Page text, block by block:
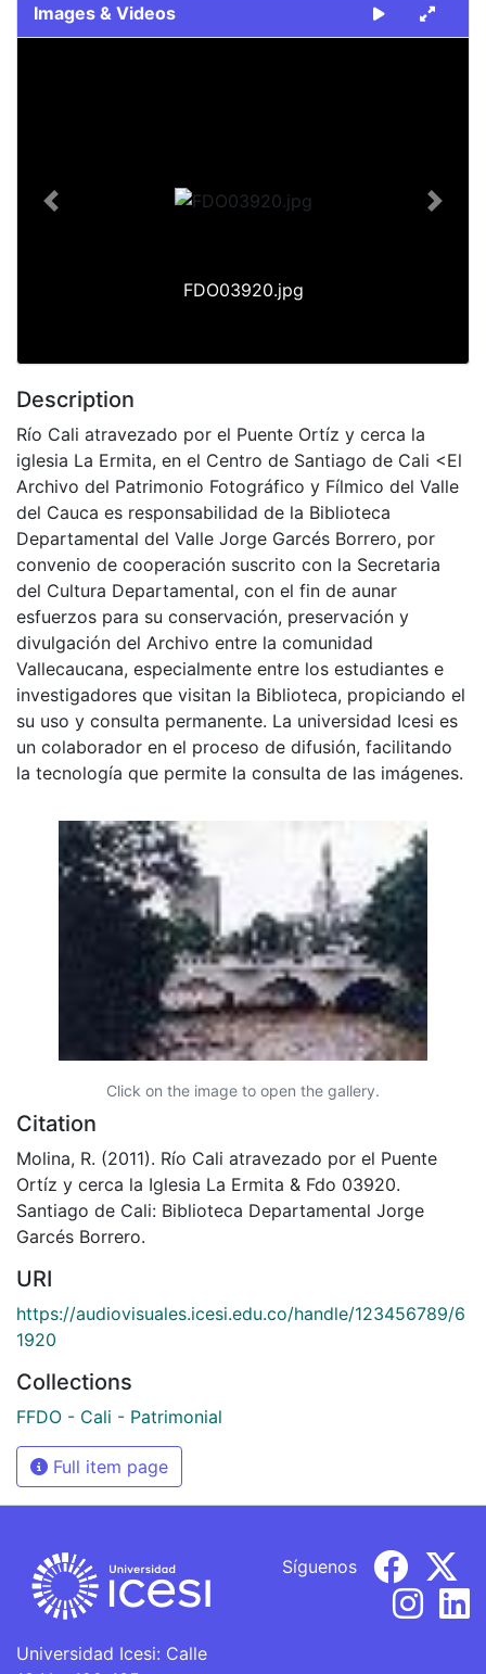
Images & Videos
FDO03920.jpg
Previous Next
Description
Río Cali atravezado por el Puente Ortíz y cerca la
iglesia La Ermita, en el Centro de Santiago de Cali <El
Archivo del Patrimonio Fotográfico y Fílmico del Valle
del Cauca es responsabilidad de la Biblioteca
Departamental del Valle Jorge Garcés Borrero, por
convenio de cooperación suscrito con la Secretaria
del Cultura Departamental, con el fin de aunar
esfuerzos para su conservación, preservación y
divulgación del Archivo entre la comunidad
Vallecaucana, especialmente entre los estudiantes e
investigadores que visitan la Biblioteca, propiciando el
su uso y consulta permanente. La universidad Icesi es
un colaborador en el proceso de difusión, facilitando
la tecnología que permite la consulta de las imágenes.
Click on the image to open the gallery.
Citation
Molina, R. (2011). Río Cali atravezado por el Puente
Ortíz y cerca la Iglesia La Ermita & Fdo 03920.
Santiago de Cali: Biblioteca Departamental Jorge
Garcés Borrero.
URI
https://audiovisuales.icesi.edu.co/handle/123456789/6
1920
Collections
FFDO - Cali - Patrimonial
Full item page
Universidad Icesi: Calle
Síguenos